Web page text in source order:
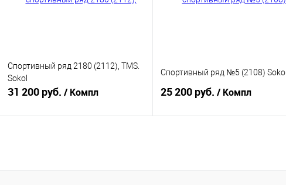
Тип вторичного вала:
Спортивный ряд 2180 (2112), TMS.
Sokol
31 200 руб. / Компл
Спортивный ряд №5 (2108) Sokol
25 200 руб. / Компл